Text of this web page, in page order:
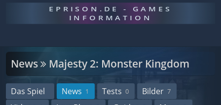
EPRISON.DE - GAMES
INFORMATION
News Majesty 2: Monster Kingdom
Das Spiel News 1 Tests 0 Bilder 7